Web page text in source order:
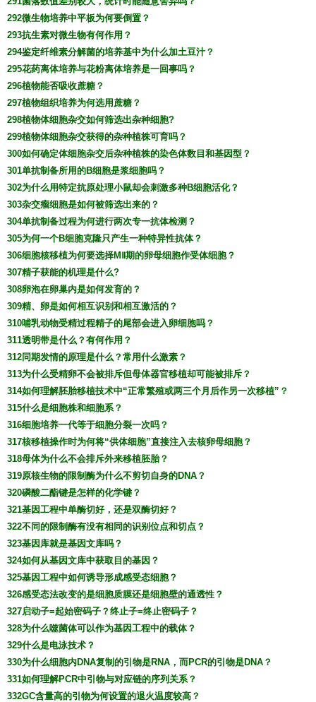
292微生物培养中平板为何要倒置？
293抗生素对微生物有何作用？
294鉴定纤维素分解菌的培养基中为什么加土豆汁？
295花药离体培养与花粉离体培养是一回事吗？
296植物能否吸收蔗糖？
297植物组织培养为何选用蔗糖？
298植物体细胞杂交如何筛选出杂种细胞?
299植物体细胞杂交获得的杂种植株可育吗？
300如何确定体细胞杂交后杂种植株的染色体数目和基因型？
301单抗制备所用的B细胞是浆细胞吗？
302为什么用特定抗原处理小鼠却会刺激多种B细胞活化？
303杂交瘤细胞是如何被筛选出来的？
304单抗制备过程为何进行两次专一抗体检测？
305为何一个B细胞克隆只产生一种特异性抗体？
306细胞核移植为何要选择MⅡ期的卵母细胞作受体细胞？
307精子获能的机理是什么?
308卵泡在卵巢内是如何发育的？
309精、卵是如何相互识别和相互激活的？
310哺乳动物受精过程精子的尾部会进入卵细胞吗？
311透明带是什么？有何作用？
312同期发情的原理是什么？常用什么激素？
313为什么受精卵不会被排斥但母体器官移植却可能被排斥？
314如何理解胚胎移植技术中“正常繁殖或两三个月后作另一次移植”？
315什么是细胞株和细胞系？
316细胞培养一代等于细胞分裂一次吗？
317核移植操作时为何将“供体细胞”直接注入去核卵母细胞？
318母体为什么不会排斥外来移植胚胎？
319原核生物的限制酶为什么不剪切自身的DNA？
320磷酸二酯键是怎样的化学键？
321基因工程中单酶切好，还是双酶切好？
322不同的限制酶有没有相同的识别位点和切点？
323基因库就是基因文库吗？
324如何从基因文库中获取目的基因？
325基因工程中如何诱导形成感受态细胞？
326感受态法改变的是细胞质膜还是细胞壁的通透性？
327启动子=起始密码子？终止子=终止密码子？
328为什么噬菌体可以作为基因工程中的载体？
329什么是电泳技术？
330为什么细胞内DNA复制的引物是RNA，而PCR的引物是DNA？
331如何理解PCR中引物与对应链的序列关系？
332GC含量高的引物为何设置的退火温度较高？